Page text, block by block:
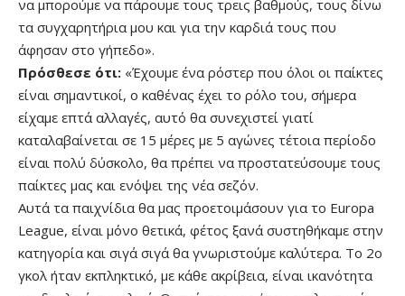
να μπορούμε να πάρουμε τους τρεις βαθμούς, τους δίνω
τα συγχαρητήρια μου και για την καρδιά τους που
άφησαν στο γήπεδο».
Πρόσθεσε ότι: «Έχουμε ένα ρόστερ που όλοι οι παίκτες
είναι σημαντικοί, ο καθένας έχει το ρόλο του, σήμερα
είχαμε επτά αλλαγές, αυτό θα συνεχιστεί γιατί
καταλαβαίνεται σε 15 μέρες με 5 αγώνες τέτοια περίοδο
είναι πολύ δύσκολο, θα πρέπει να προστατεύσουμε τους
παίκτες μας και ενόψει της νέα σεζόν.
Αυτά τα παιχνίδια θα μας προετοιμάσουν για το Europa
League, είναι μόνο θετικά, φέτος ξανά συστηθήκαμε στην
κατηγορία και σιγά σιγά θα γνωριστούμε καλύτερα. Το 2ο
γκολ ήταν εκπληκτικό, με κάθε ακρίβεια, είναι ικανότητα